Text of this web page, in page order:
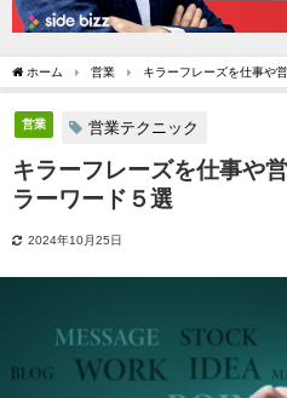
ホーム 営業 キラーフレーズを仕事や
営業 営業テクニック
キラーフレーズを仕事や
ラーワード５選
2024年10月25日